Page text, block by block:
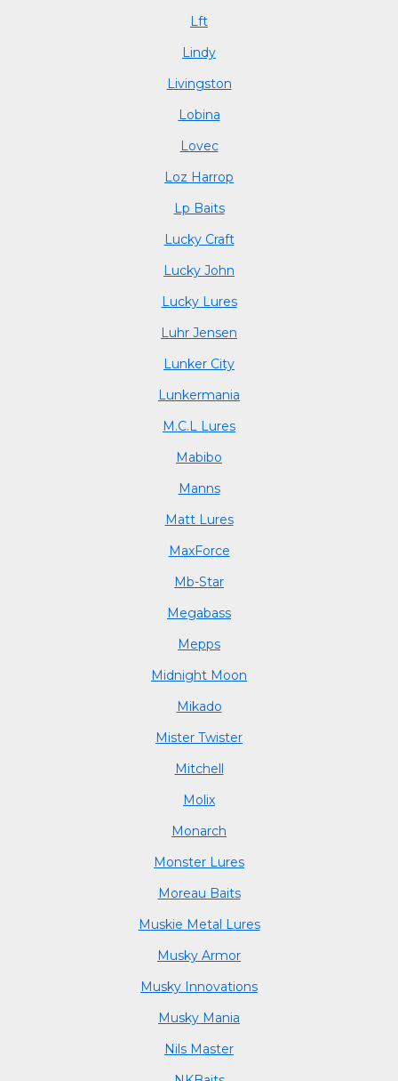
Lft
Lindy
Livingston
Lobina
Lovec
Loz Harrop
Lp Baits
Lucky Craft
Lucky John
Lucky Lures
Luhr Jensen
Lunker City
Lunkermania
M.C.L Lures
Mabibo
Manns
Matt Lures
MaxForce
Mb-Star
Megabass
Mepps
Midnight Moon
Mikado
Mister Twister
Mitchell
Molix
Monarch
Monster Lures
Moreau Baits
Muskie Metal Lures
Musky Armor
Musky Innovations
Musky Mania
Nils Master